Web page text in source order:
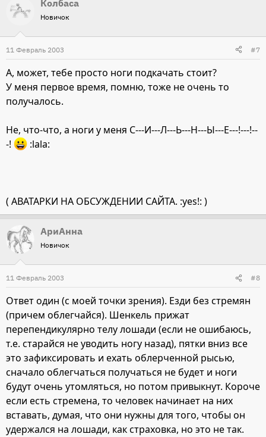
Колбаса
Новичок
11 Февраль 2003 #7
А, может, тебе просто ноги подкачать стоит?
У меня первое время, помню, тоже не очень то
получалось.
Не, что-что, а ноги у меня С---И---Л---Ь---Н---Ы---Е---!---!--
-!
:lala:
( АВАТАРКИ НА ОБСУЖДЕНИИ САЙТА. :yes!: )
АриАнна
Новичок
11 Февраль 2003 #8
Ответ один (с моей точки зрения). Езди без стремян
(причем облегчайся). Шенкель прижат
перепендикулярно телу лошади (если не ошибаюсь,
т.е. старайся не уводить ногу назад), пятки вниз все
это зафиксировать и ехать облерченной рысью,
сначало облегчаться получаться не будет и ноги
будут очень утомляться, но потом привыкнут. Короче
если есть стремена, то человек начинает на них
вставать, думая, что они нужны для того, чтобы он
удержался на лошади, как страховка, но это не так.